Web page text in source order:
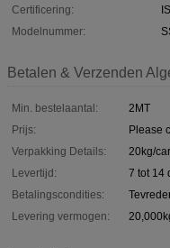
Certificering:
Modelnummer:
Betalen & Verzenden
Min. bestelaantal:
2MT
Prijs:
Please
Verpakking Details:
20kg/
Levertijd:
7 tot 14
Betalingscondities:
Levering vermogen: